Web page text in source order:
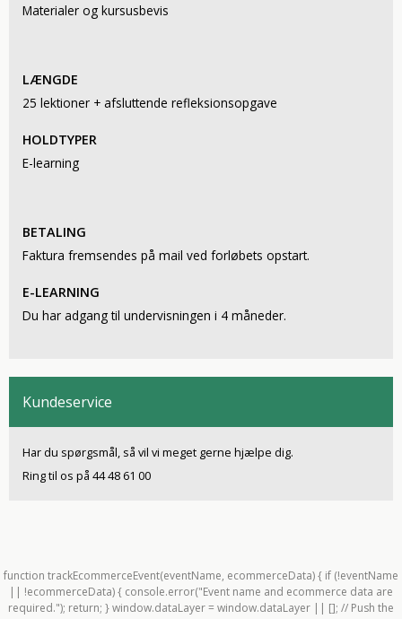
Materialer og kursusbevis
LÆNGDE
25 lektioner + afsluttende refleksionsopgave
HOLDTYPER
E-learning
BETALING
Faktura fremsendes på mail ved forløbets opstart.
E-LEARNING
Du har adgang til undervisningen i 4 måneder.
Kundeservice
Har du spørgsmål, så vil vi meget gerne hjælpe dig.
Ring til os på 44 48 61 00
function trackEcommerceEvent(eventName, ecommerceData) { if (!eventName
|| !ecommerceData) { console.error("Event name and ecommerce data are
required."); return; } window.dataLayer = window.dataLayer || []; // Push the